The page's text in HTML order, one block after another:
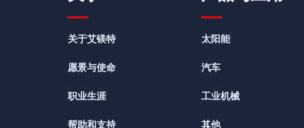
关于艾镁特
愿景与使命
职业生涯
帮助和支持
太阳能
汽车
工业机械
其他